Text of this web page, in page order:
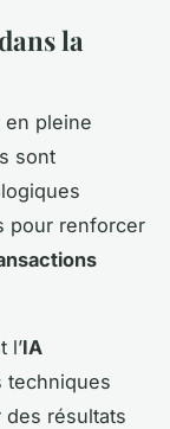
la
en pleine
sont
pour renforcer
l’IA
techniques
des résultats